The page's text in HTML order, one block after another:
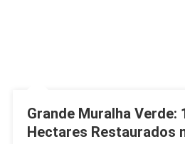
Grande Muralha Verde:
Hectares Restaurados